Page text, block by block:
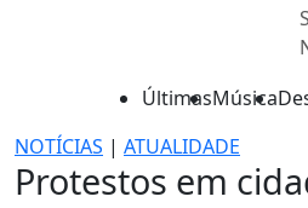
ÚltimasMúsica
NOTÍCIAS | ATUALIDADE
Protestos em